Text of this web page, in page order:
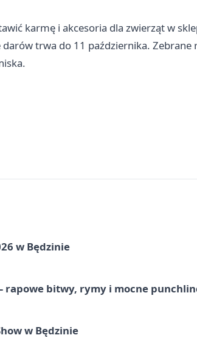
karmę i akcesoria dla zwierząt w
trwa do 11 października. Zebrane
w Będzinie
rapowe bitwy, rymy i mocne
w Będzinie